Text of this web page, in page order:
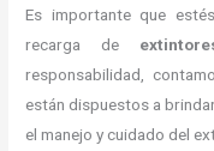
Es importante que
recarga de
responsabilidad,
están dispuestos a
el manejo y cuidado del